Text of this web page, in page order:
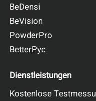
BeDensi
BeVision
PowderPro
BetterPyc
Dienstleistungen
Kostenlose